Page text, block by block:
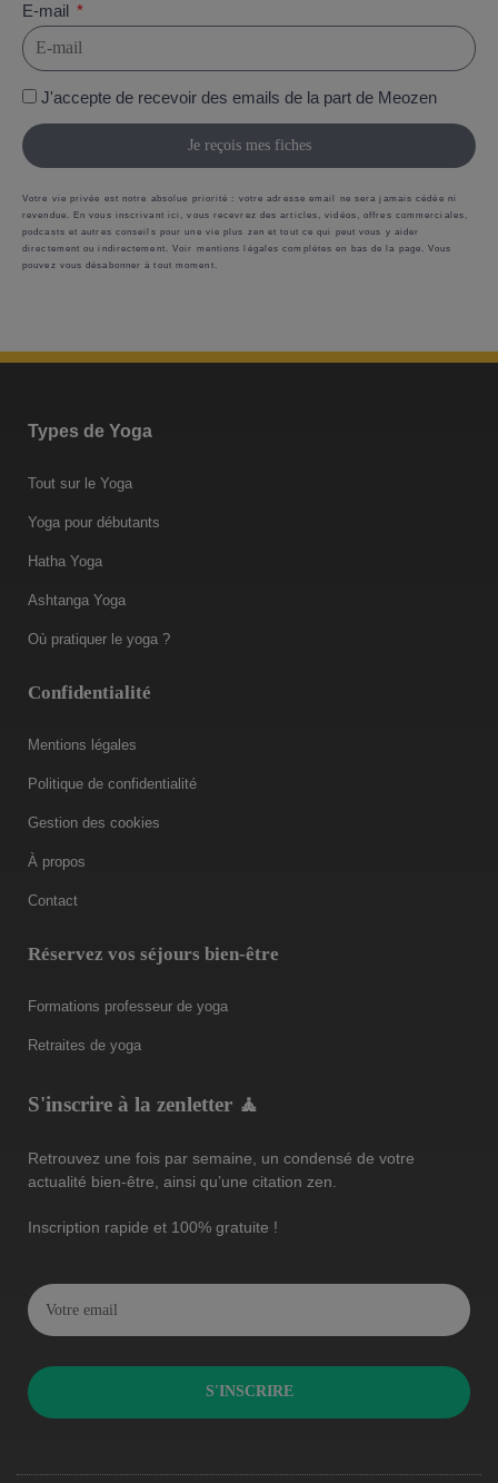
E-mail
J'accepte de recevoir des emails de la part de Meozen
Je reçois mes fiches
Votre vie privée est notre absolue priorité : votre adresse email ne sera jamais cédée ni
revendue. En vous inscrivant ici, vous recevrez des articles, vidéos, offres commerciales,
podcasts et autres conseils pour une vie plus zen et tout ce qui peut vous y aider
directement ou indirectement. Voir mentions légales complètes en bas de la page. Vous
pouvez vous désabonner à tout moment.
Types de Yoga
Tout sur le Yoga
Yoga pour débutants
Hatha Yoga
Ashtanga Yoga
Où pratiquer le yoga ?
Confidentialité
Mentions légales
Politique de confidentialité
Gestion des cookies
À propos
Contact
Réservez vos séjours bien-être
Formations professeur de yoga
Retraites de yoga
S'inscrire à la zenletter 🧘
Retrouvez une fois par semaine, un condensé de votre
actualité bien-être, ainsi qu’une citation zen.
Inscription rapide et 100% gratuite !
S'INSCRIRE